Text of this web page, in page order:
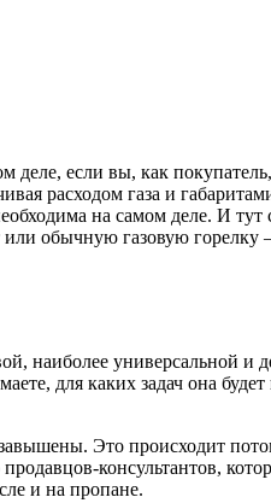
если вы, как
расходом газа и
на самом деле. И
обычную газовую горелку
наиболее универсальной и
для каких задач она будет
Это происходит
консультантов,
и на пропане.